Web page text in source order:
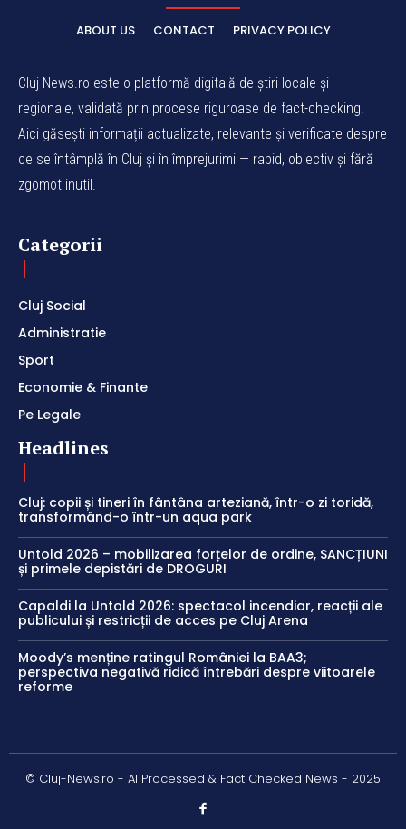
ABOUT US CONTACT PRIVACY POLICY
Cluj-News.ro este o platformă digitală de știri locale și
regionale, validată prin procese riguroase de fact-checking.
Aici găsești informații actualizate, relevante și verificate despre
ce se întâmplă în Cluj și în împrejurimi — rapid, obiectiv și fără
zgomot inutil.
Categorii
Cluj Social
Administratie
Sport
Economie & Finante
Pe Legale
Headlines
Cluj: copii și tineri în fântâna arteziană, într-o zi toridă,
transformând-o într-un aqua park
Untold 2026 – mobilizarea forțelor de ordine, SANCȚIUNI
și primele depistări de DROGURI
Capaldi la Untold 2026: spectacol incendiar, reacții ale
publicului și restricții de acces pe Cluj Arena
Moody’s menține ratingul României la BAA3;
perspectiva negativă ridică întrebări despre viitoarele
reforme
© Cluj-News.ro - AI Processed & Fact Checked News - 2025